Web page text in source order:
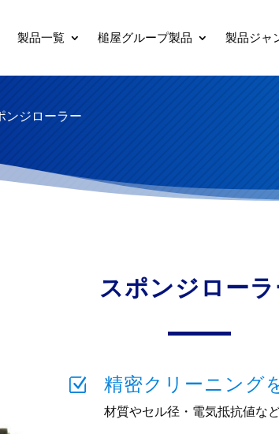
製品一覧 槌屋グループ製品 製品ジャ
ンジローラー
スポンジローラ
Z 精密クリーニング
材質やセル径・電気抵抗値な